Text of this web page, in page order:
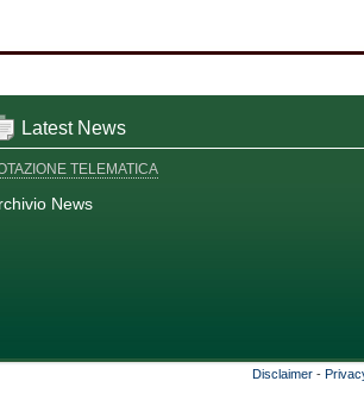
Latest News
TELEMATICA
News
Disclaimer -